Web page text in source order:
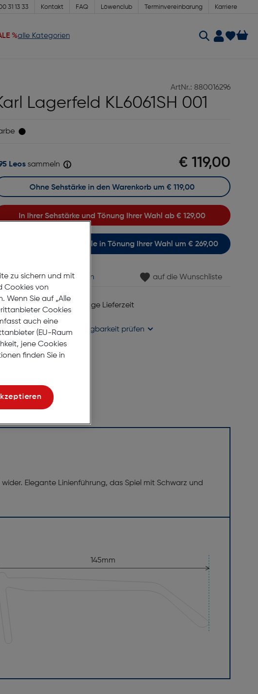
31 13 33 Kontakt FAQ Löwenclub Terminvereinbarung Karriere
%alle Kategorien
ArtNr.: 880016296
Lagerfeld KL6061SH 001
€ 119,00
Leossammeln
Als Gleitsichtsonnenbrille in Tönung Ihrer Wahl um € 269,00
In Ihrer Sehstärke und Tönung Ihrer Wahl ab€ 129,00
Ohne Sehstärke in den Warenkorb um€ 119,00
Jetzt Termin vereinbaren auf die Wunschliste
Lagernd | 6 bis 8 Werktage Lieferzeit
Nach Hause liefern
Selbstabholung in
Verfügbarkeit prüfen
Elegante Linienführung, das Spiel mit Schwarz und
145mm
zu sichern und mit
Cookies von
Wenn Sie auf „Alle
Cookies
auch eine
(EU-Raum
jene Cookies
finden Sie in